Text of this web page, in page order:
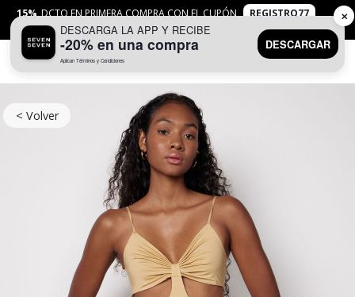
15% DCTO EN PRIMERA COMPRA CON EL CUPÓN
REGISTRO77
APLICANTYC
< Volver
DESCARGA LA APP Y RECIBE
-20% en una compra
Aplican Términos y Condiciones
DESCARGAR
✕